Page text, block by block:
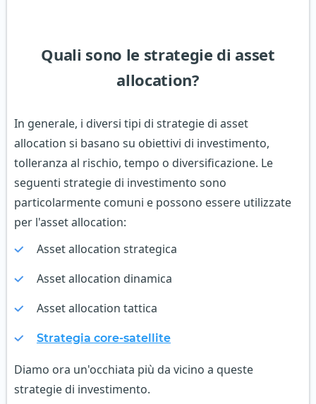
Quali sono le strategie di asset
allocation?
In generale, i diversi tipi di strategie di asset
allocation si basano su obiettivi di investimento,
tolleranza al rischio, tempo o diversificazione. Le
seguenti strategie di investimento sono
particolarmente comuni e possono essere utilizzate
per l'asset allocation:
Asset allocation strategica
Asset allocation dinamica
Asset allocation tattica
Strategia core-satellite
Diamo ora un'occhiata più da vicino a queste
strategie di investimento.